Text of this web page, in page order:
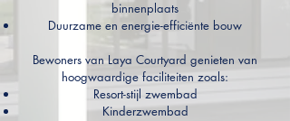
binnenplaats
Duurzame en energie-efficiënte bouw
Bewoners van Laya Courtyard genieten van
hoogwaardige faciliteiten zoals:
Resort-stijl zwembad
Kinderzwembad